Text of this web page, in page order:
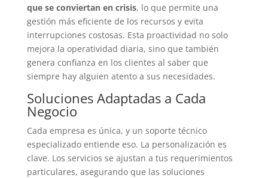
que se conviertan en crisis, lo que permite una
gestión más eficiente de los recursos y evita
interrupciones costosas. Esta proactividad no solo
mejora la operatividad diaria, sino que también
genera confianza en los clientes al saber que
siempre hay alguien atento a sus necesidades.
Soluciones Adaptadas a Cada
Negocio
Cada empresa es única, y un soporte técnico
especializado entiende eso. La personalización es
clave. Los servicios se ajustan a tus requerimientos
particulares, asegurando que las soluciones